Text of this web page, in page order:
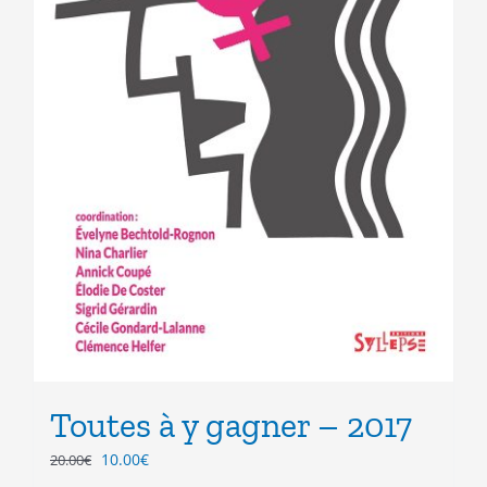
Toutes à y gagner – 2017
20.00€ Le
10.00€Le